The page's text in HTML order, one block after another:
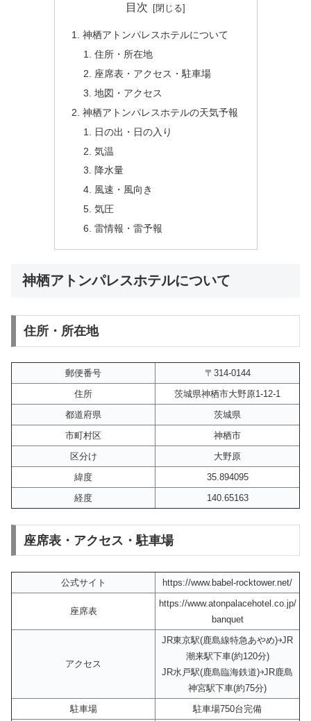
目次
神栖アトンパレスホテルについて
住所・所在地
座席表・アクセス・駐車場
地図・アクセス
神栖アトンパレスホテルの天気予報
日の出・日の入り
気温
降水量
風速・風向き
気圧
雷情報・雷予報
神栖アトンパレスホテルについて
住所・所在地
郵便番号
〒314-0144
住所
茨城県神栖市大野原1-12-1
都道府県
茨城県
市町村区
神栖市
区分け
大野原
緯度
35.894095
経度
140.65163
座席表・アクセス・駐車場
公式サイト https://www.babel-rocktower.net/
座席表
https://www.atonpalacehotel.co.jp/
banquet
アクセス
JR東京駅(鹿島線特急あやめ)￫JR
潮来駅下車(約120分)
JR水戸駅(鹿島臨海鉄道)￫JR鹿島
神宮駅下車(約75分)
駐車場
駐車場750台完備